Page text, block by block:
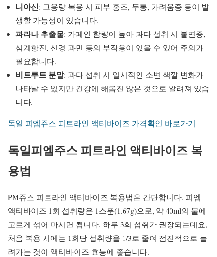
니아신: 고용량 복용 시 피부 홍조, 두통, 가려움증 등이 발
생할 가능성이 있습니다.
과라나 추출물: 카페인 함량이 높아 과다 섭취 시 불면증,
심계항진, 신경 과민 등의 부작용이 있을 수 있어 주의가
필요합니다.
비트루트 분말: 과다 섭취 시 일시적인 소변 색깔 변화가
나타날 수 있지만 건강에 해롭진 않은 것으로 알려져 있습
니다.
독일 피엠쥬스 피트라인 액티바이즈 가격확인 바로가기
독일피엠주스 피트라인 액티바이즈 복
용법
PM쥬스 피트라인 액티바이즈 복용법은 간단합니다. 피엠
액티바이즈 1회 섭취량은 1스푼(1.67g)으로, 약 40ml의 물에
고르게 섞어 마시면 됩니다. 하루 3회 섭취가 권장되는데요,
처음 복용 시에는 1회당 섭취량을 1/3로 줄여 점진적으로 늘
려가는 것이 액티바이즈 효능에 좋습니다.